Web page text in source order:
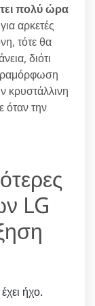
πολύ ώρα
αρκετές
τότε θα
διότι
κρυστάλλινη
όταν την
LG
ήχο.